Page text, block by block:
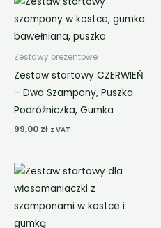
Zestawy prezentowe
Zestaw startowy CZERWIEŃ
– Dwa Szampony, Puszka
Podróżniczka, Gumka
99,00 zł z VAT